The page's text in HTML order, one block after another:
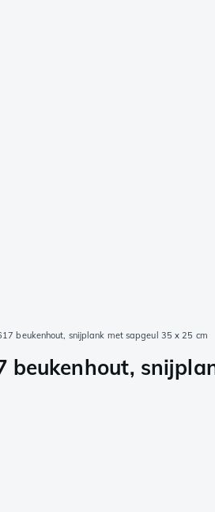
beukenhout, snijplank met sapgeul 35 x 25 cm